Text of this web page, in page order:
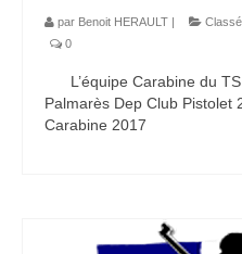
par Benoit HERAULT |
0
L’équipe Carabine du
Palmarès Dep Club
Carabine 2017